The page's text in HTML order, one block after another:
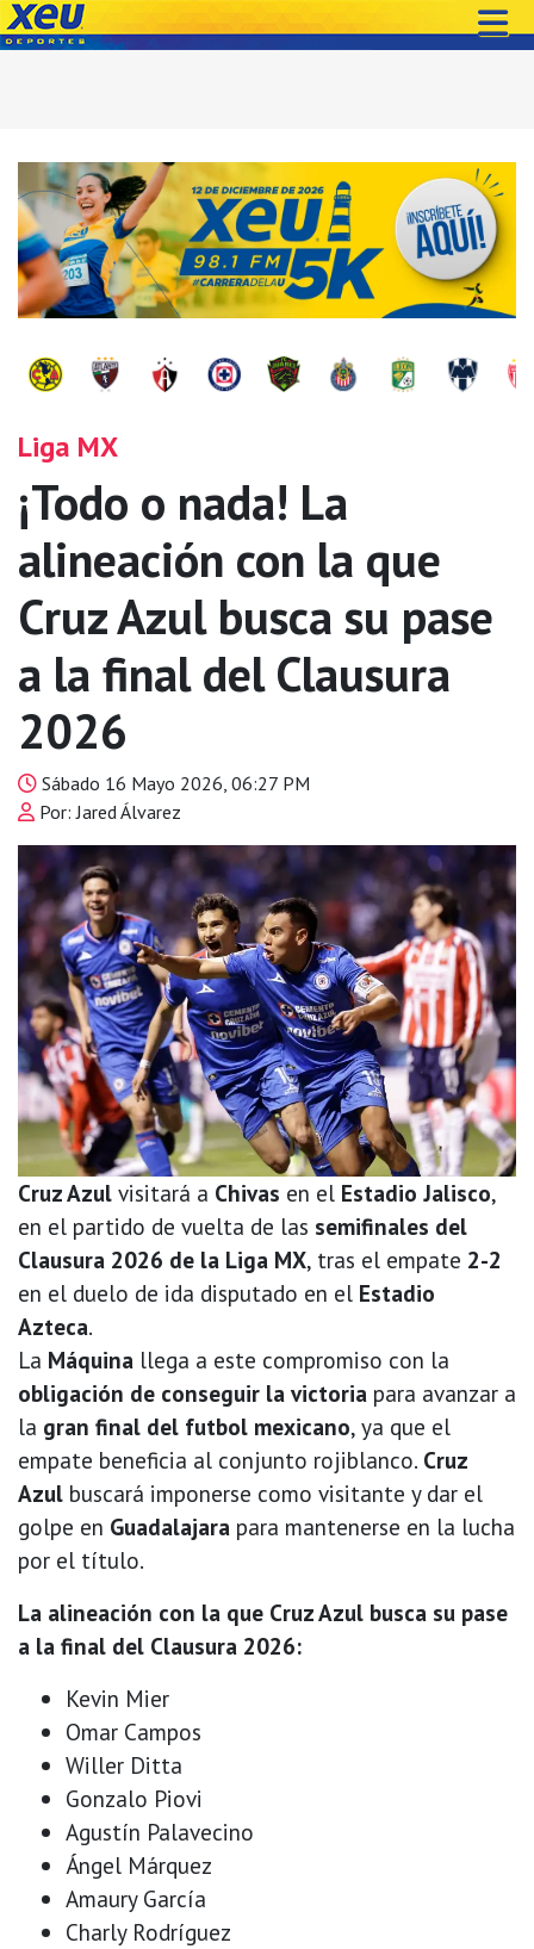
Liga MX
¡Todo o nada! La
alineación con la que
Cruz Azul busca su pase
a la final del Clausura
2026
Sábado 16 Mayo 2026, 06:27 PM
Por: Jared Álvarez
Cruz Azul visitará a Chivas en el Estadio Jalisco,
en el partido de vuelta de las semifinales del
Clausura 2026 de la Liga MX, tras el empate 2-2
en el duelo de ida disputado en el Estadio
Azteca.
La Máquina llega a este compromiso con la
obligación de conseguir la victoria para avanzar a
la gran final del futbol mexicano, ya que el
empate beneficia al conjunto rojiblanco. Cruz
Azul buscará imponerse como visitante y dar el
golpe en Guadalajara para mantenerse en la lucha
por el título.
La alineación con la que Cruz Azul busca su pase
a la final del Clausura 2026:
Kevin Mier
Omar Campos
Willer Ditta
Gonzalo Piovi
Agustín Palavecino
Ángel Márquez
Amaury García
Charly Rodríguez